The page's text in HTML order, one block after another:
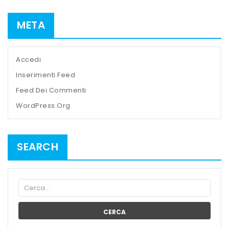
META
Accedi
Inserimenti Feed
Feed Dei Commenti
WordPress.org
SEARCH
CERCA